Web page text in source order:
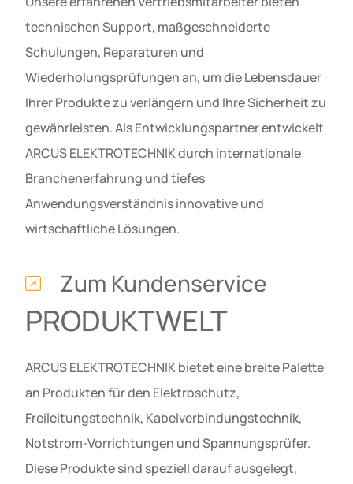
technischen Support, maßgeschneiderte
Schulungen, Reparaturen und
Wiederholungsprüfungen an, um die Lebensdauer
Ihrer Produkte zu verlängern und Ihre Sicherheit zu
gewährleisten. Als Entwicklungspartner entwickelt
ARCUS ELEKTROTECHNIK durch internationale
Branchenerfahrung und tiefes
Anwendungsverständnis innovative und
wirtschaftliche Lösungen.
Zum Kundenservice
PRODUKTWELT
ARCUS ELEKTROTECHNIK bietet eine breite Palette
an Produkten für den Elektroschutz,
Freileitungstechnik, Kabelverbindungstechnik,
Notstrom-Vorrichtungen und Spannungsprüfer.
Diese Produkte sind speziell darauf ausgelegt,